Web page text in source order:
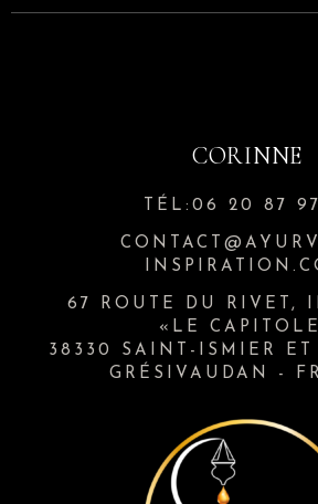
CORINNE
TÉL:06 20 87 97
67 ROUTE DU RIVET,
«LE
38330 SAINT-ISMIER ET
GRÉSIVAUDAN -